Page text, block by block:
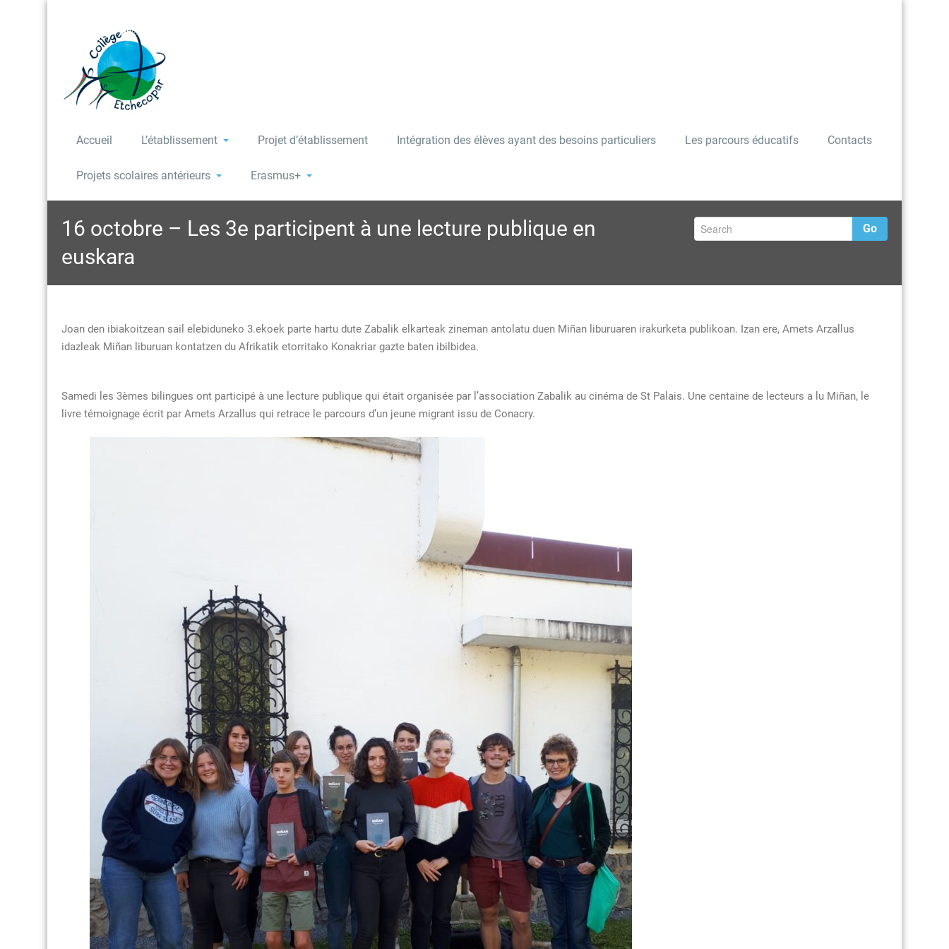
Accueil L’établissement Projet d’établissement Intégration des élèves ayant des besoins particuliers Les parcours éducatifs Contacts
Projets scolaires antérieurs Erasmus+
16 octobre – Les 3e participent à une lecture publique en
euskara
Go
Joan den ibiakoitzean sail elebiduneko 3.ekoek parte hartu dute Zabalik elkarteak zineman antolatu duen Miñan liburuaren irakurketa publikoan. Izan ere, Amets Arzallus
idazleak Miñan liburuan kontatzen du Afrikatik etorritako Konakriar gazte baten ibilbidea.
Samedi les 3èmes bilingues ont participé à une lecture publique qui était organisée par l’association Zabalik au cinéma de St Palais. Une centaine de lecteurs a lu Miñan, le
livre témoignage écrit par Amets Arzallus qui retrace le parcours d’un jeune migrant issu de Conacry.